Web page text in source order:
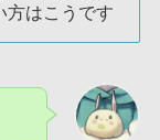
方はこうです